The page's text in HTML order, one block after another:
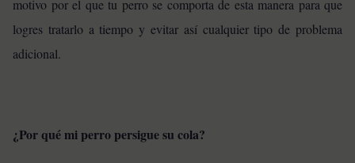
motivo por el que tu perro se comporta de esta manera para que
logres tratarlo a tiempo y evitar así cualquier tipo de problema
adicional.
¿Por qué mi perro persigue su cola?